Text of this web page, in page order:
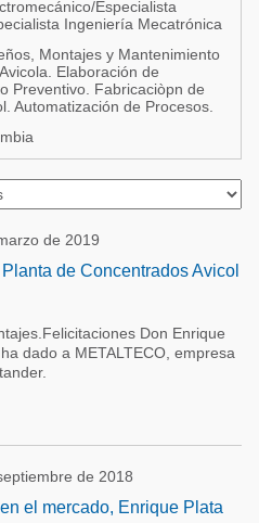
Especialista
Ingeniería Mecatrónica
Montajes y Mantenimiento
Elaboración de
Preventivo. Fabricaciòpn de
Automatización de Procesos.
de 2019
de Concentrados Avicol
Don Enrique
dado a METALTECO, empresa
de 2018
el mercado, Enrique Plata